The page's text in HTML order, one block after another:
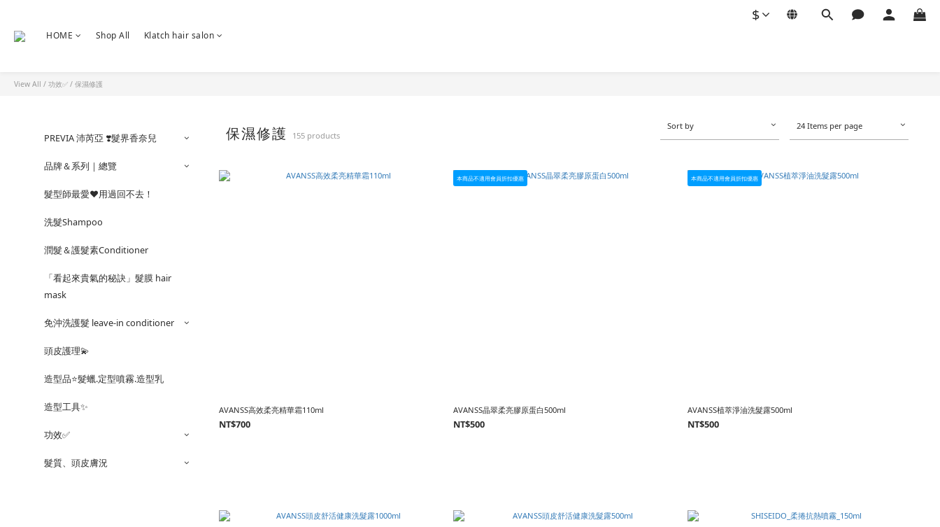
$
HOME Shop All Klatch hair salon
View All / 功效✅ / 保濕修護
PREVIA 沛芮亞 ❣️髮界香奈兒
品牌＆系列｜總覽
髮型師最愛❤️用過回不去！
洗髮Shampoo
潤髮＆護髮素Conditioner
「看起來貴氣的秘訣」髮膜 hair
mask
免沖洗護髮 leave-in conditioner
頭皮護理💫
造型品⭐️髮蠟.定型噴霧.造型乳
造型工具✨
功效✅
髮質、頭皮膚況
保濕修護 155 products
Sort by 24 Items per page
AVANSS高效柔亮精華霜110ml
NT$700
本商品不適用會員折扣優惠
AVANSS晶翠柔亮膠原蛋白500ml
NT$500
本商品不適用會員折扣優惠
AVANSS植萃淨油洗髮露500ml
NT$500